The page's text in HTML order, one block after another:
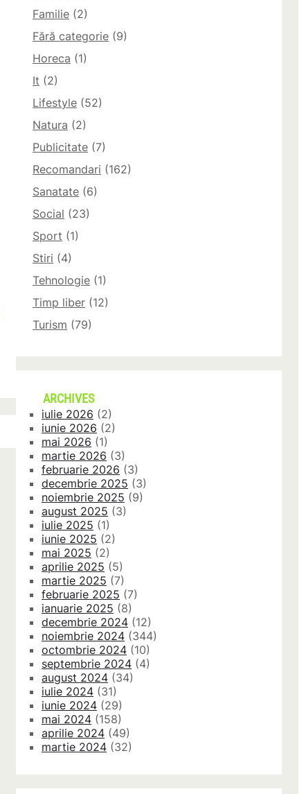
Familie (2)
Fără categorie (9)
Horeca (1)
It (2)
Lifestyle (52)
Natura (2)
Publicitate (7)
Recomandari (162)
Sanatate (6)
Social (23)
Sport (1)
Stiri (4)
Tehnologie (1)
Timp liber (12)
Turism (79)
ARCHIVES
iulie 2026 (2)
iunie 2026 (2)
mai 2026 (1)
martie 2026 (3)
februarie 2026 (3)
decembrie 2025 (3)
noiembrie 2025 (9)
august 2025 (3)
iulie 2025 (1)
iunie 2025 (2)
mai 2025 (2)
aprilie 2025 (5)
martie 2025 (7)
februarie 2025 (7)
ianuarie 2025 (8)
decembrie 2024 (12)
noiembrie 2024 (344)
octombrie 2024 (10)
septembrie 2024 (4)
august 2024 (34)
iulie 2024 (31)
iunie 2024 (29)
mai 2024 (158)
aprilie 2024 (49)
martie 2024 (32)